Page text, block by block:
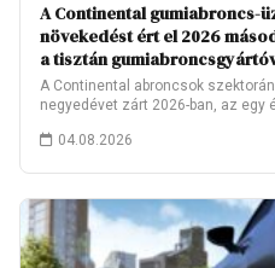
A Continental gumiabroncs-
növekedést ért el 2026
a tisztán
A Continental abroncsok
negyedévet zárt 2026-ban, az egy
04.08.2026